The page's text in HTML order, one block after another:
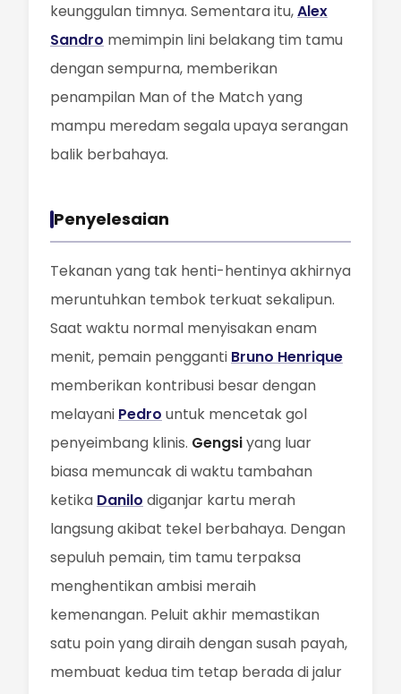
keunggulan timnya. Sementara itu,Alex
Sandro memimpin lini belakang tim tamu
dengan sempurna, memberikan
penampilan Man of the Match yang
mampu meredam segala upaya serangan
balik berbahaya.
Penyelesaian
Tekanan yang tak henti-hentinya akhirnya
meruntuhkan tembok terkuat sekalipun.
Saat waktu normal menyisakan enam
menit, pemain pengganti Bruno Henrique
memberikan kontribusi besar dengan
melayani Pedro untuk mencetak gol
penyeimbang klinis. Gengsiyang luar
biasa memuncak di waktu tambahan
ketika Danilo diganjar kartu merah
langsung akibat tekel berbahaya. Dengan
sepuluh pemain, tim tamu terpaksa
menghentikan ambisi meraih
kemenangan. Peluit akhir memastikan
satu poin yang diraih dengan susah payah,
membuat kedua tim tetap berada di jalur